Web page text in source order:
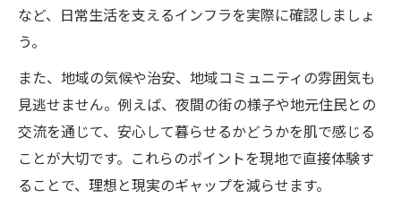
など、日常生活を支えるインフラを実際に確認しましょ
う。
また、地域の気候や治安、地域コミュニティの雰囲気も
見逃せません。例えば、夜間の街の様子や地元住民との
交流を通じて、安心して暮らせるかどうかを肌で感じる
ことが大切です。これらのポイントを現地で直接体験す
ることで、理想と現実のギャップを減らせます。